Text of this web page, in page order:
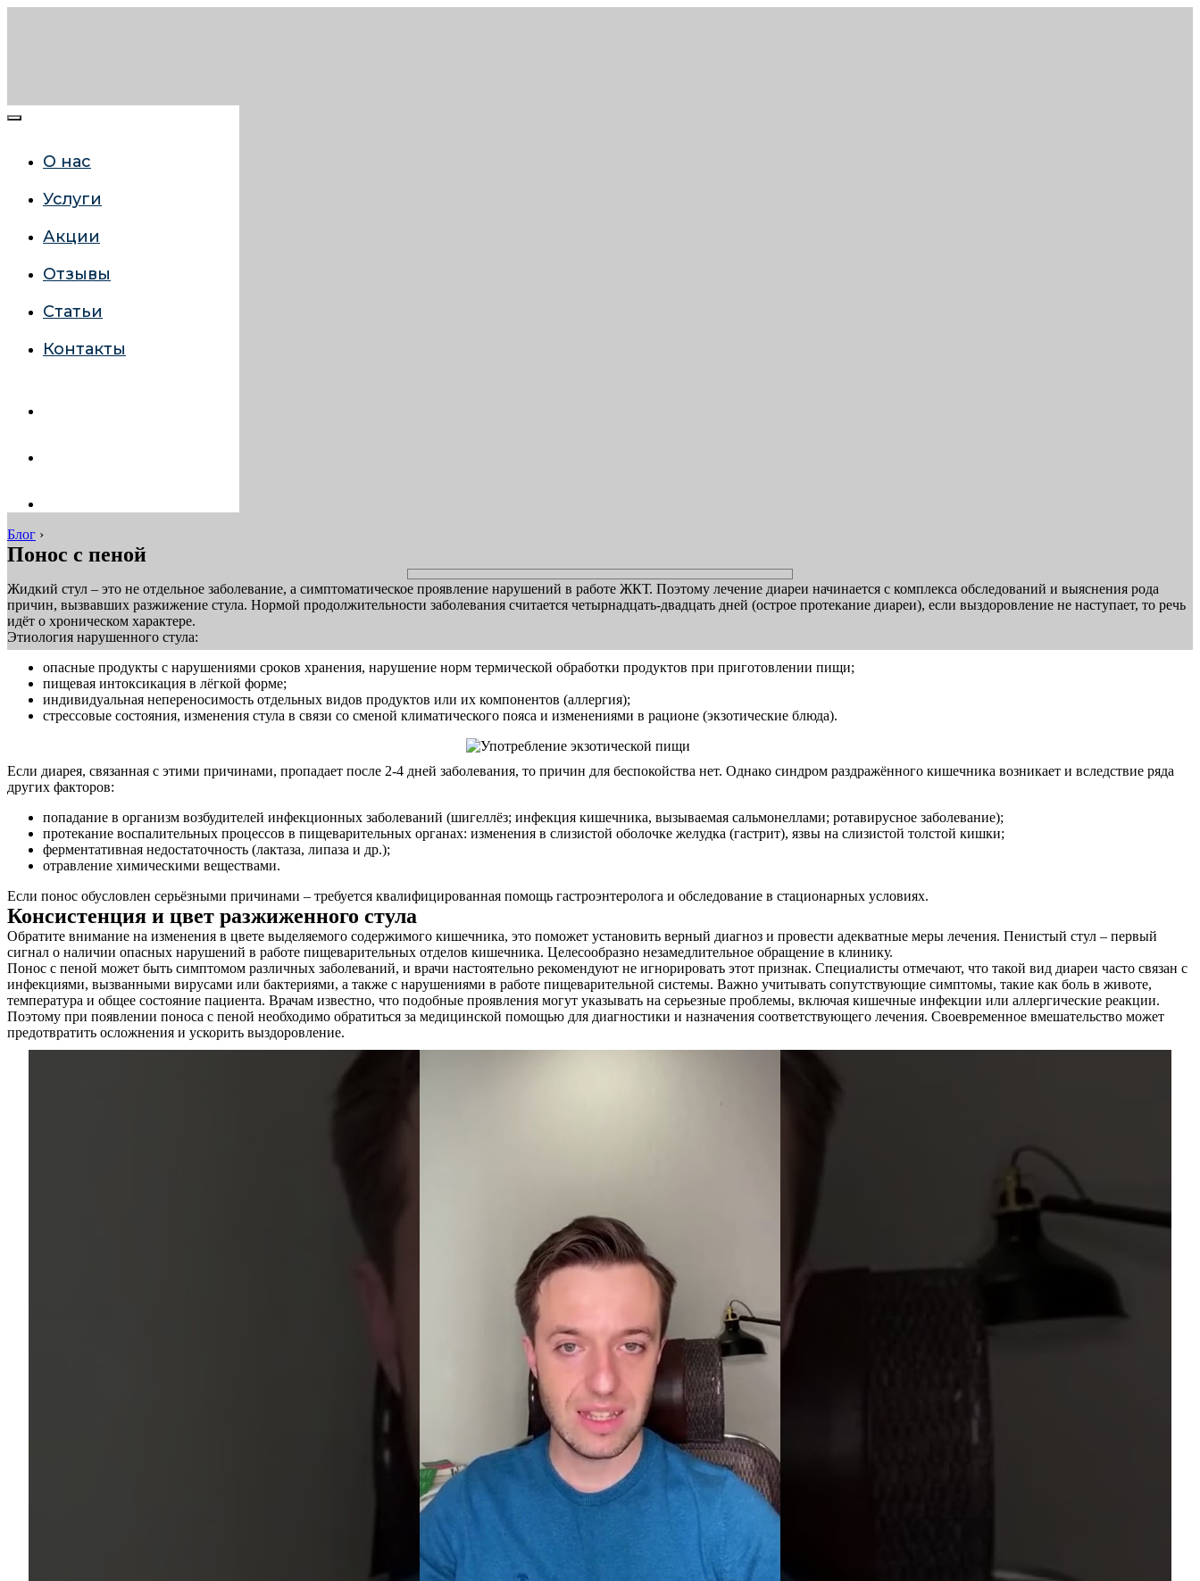
О нас
Услуги
Акции
Отзывы
Статьи
Контакты
Блог ›
Понос с пеной
Жидкий стул – это не отдельное заболевание, а симптоматическое проявление нарушений в работе ЖКТ. Поэтому лечение диареи начинается с комплекса обследований и выяснения рода
причин, вызвавших разжижение стула. Нормой продолжительности заболевания считается четырнадцать-двадцать дней (острое протекание диареи), если выздоровление не наступает, то речь
идёт о хроническом характере.
Этиология нарушенного стула:
опасные продукты с нарушениями сроков хранения, нарушение норм термической обработки продуктов при приготовлении пищи;
пищевая интоксикация в лёгкой форме;
индивидуальная непереносимость отдельных видов продуктов или их компонентов (аллергия);
стрессовые состояния, изменения стула в связи со сменой климатического пояса и изменениями в рационе (экзотические блюда).
Если диарея, связанная с этими причинами, пропадает после 2-4 дней заболевания, то причин для беспокойства нет. Однако синдром раздражённого кишечника возникает и вследствие ряда
других факторов:
попадание в организм возбудителей инфекционных заболеваний (шигеллёз; инфекция кишечника, вызываемая сальмонеллами; ротавирусное заболевание);
протекание воспалительных процессов в пищеварительных органах: изменения в слизистой оболочке желудка (гастрит), язвы на слизистой толстой кишки;
ферментативная недостаточность (лактаза, липаза и др.);
отравление химическими веществами.
Если понос обусловлен серьёзными причинами – требуется квалифицированная помощь гастроэнтеролога и обследование в стационарных условиях.
Консистенция и цвет разжиженного стула
Обратите внимание на изменения в цвете выделяемого содержимого кишечника, это поможет установить верный диагноз и провести адекватные меры лечения. Пенистый стул – первый
сигнал о наличии опасных нарушений в работе пищеварительных отделов кишечника. Целесообразно незамедлительное обращение в клинику.
Понос с пеной может быть симптомом различных заболеваний, и врачи настоятельно рекомендуют не игнорировать этот признак. Специалисты отмечают, что такой вид диареи часто связан с
инфекциями, вызванными вирусами или бактериями, а также с нарушениями в работе пищеварительной системы. Важно учитывать сопутствующие симптомы, такие как боль в животе,
температура и общее состояние пациента. Врачам известно, что подобные проявления могут указывать на серьезные проблемы, включая кишечные инфекции или аллергические реакции.
Поэтому при появлении поноса с пеной необходимо обратиться за медицинской помощью для диагностики и назначения соответствующего лечения. Своевременное вмешательство может
предотвратить осложнения и ускорить выздоровление.